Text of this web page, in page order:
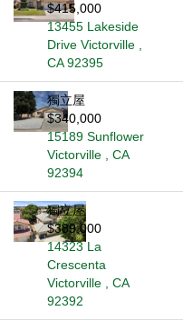
$415,000
13455 Lakeside
Drive Victorville ,
CA 92395
獨立屋
$340,000
15189 Sunflower
Victorville , CA
92394
獨立屋
$389,000
14323 La
Crescenta
Victorville , CA
92392